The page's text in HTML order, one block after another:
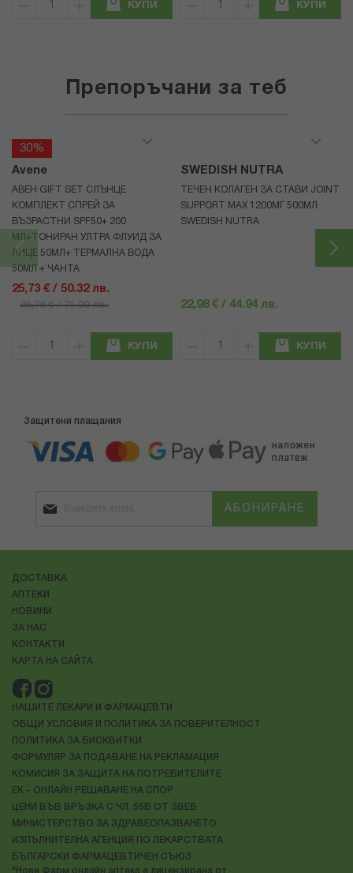
КУПИ КУПИ
Препоръчани за теб
30%
Avene
АВЕН GIFT SET СЛЪНЦЕ
КОМПЛЕКТ СПРЕЙ ЗА
ВЪЗРАСТНИ SPF50+ 200
МЛ+ТОНИРАН УЛТРА ФЛУИД ЗА
ЛИЦЕ 50МЛ+ ТЕРМАЛНА ВОДА
50МЛ + ЧАНТА
25,73 € / 50.32 лв.
36,76 € / 71.90 лв.
КУПИ
SWEDISH NUTRA
ТЕЧЕН КОЛАГЕН ЗА СТАВИ JOINT
SUPPORT MAX 1200МГ 500МЛ
SWEDISH NUTRA
22,98 € / 44.94 лв.
КУПИ
Защитени плащания
АБОНИРАНЕ
ДОСТАВКА
АПТЕКИ
НОВИНИ
ЗА НАС
КОНТАКТИ
КАРТА НА САЙТА
НАШИТЕ ЛЕКАРИ И ФАРМАЦЕВТИ
ОБЩИ УСЛОВИЯ И ПОЛИТИКА ЗА ПОВЕРИТЕЛНОСТ
ПОЛИТИКА ЗА БИСКВИТКИ
ФОРМУЛЯР ЗА ПОДАВАНЕ НА РЕКЛАМАЦИЯ
КОМИСИЯ ЗА ЗАЩИТА НА ПОТРЕБИТЕЛИТЕ
ЕК - ОНЛАЙН РЕШАВАНЕ НА СПОР
ЦЕНИ ВЪВ ВРЪЗКА С ЧЛ. 55Б ОТ ЗВЕБ
МИНИСТЕРСТВО ЗА ЗДРАВЕОПАЗВАНЕТО
ИЗПЪЛНИТЕЛНА АГЕНЦИЯ ПО ЛЕКАРСТВАТА
БЪЛГАРСКИ ФАРМАЦЕВТИЧЕН СЪЮЗ
"Нове Фарм онлайн аптека е лицензирана от